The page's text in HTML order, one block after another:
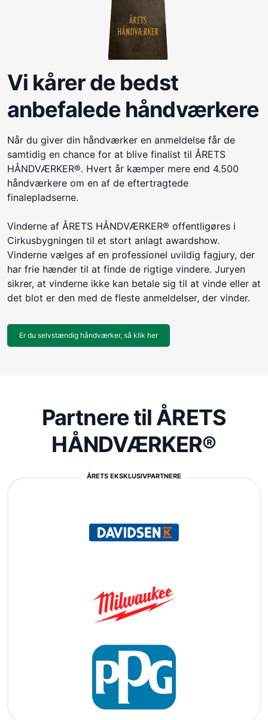
Vi kårer de bedst
anbefalede håndværkere
Når du giver din håndværker en anmeldelse får de
samtidig en chance for at blive finalist til ÅRETS
HÅNDVÆRKER®. Hvert år kæmper mere end 4.500
håndværkere om en af de eftertragtede
finalepladserne.
Vinderne af ÅRETS HÅNDVÆRKER® offentligøres i
Cirkusbygningen til et stort anlagt awardshow.
Vinderne vælges af en professionel uvildig fagjury, der
har frie hænder til at finde de rigtige vindere. Juryen
sikrer, at vinderne ikke kan betale sig til at vinde eller at
det blot er den med de fleste anmeldelser, der vinder.
Er du selvstændig håndværker, så klik her
Partnere til ÅRETS
HÅNDVÆRKER®
ÅRETS EKSKLUSIVPARTNERE